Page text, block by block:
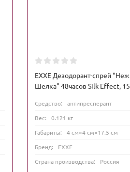
EXXE Дезодорант-спрей
Шелка" 48часов Silk Effect,
Средство:
антипресперант
Вес:
0.121 кг
Габариты:
4 см×4 см×17.5 см
Бренд:
EXXE
Страна производства:
Россия